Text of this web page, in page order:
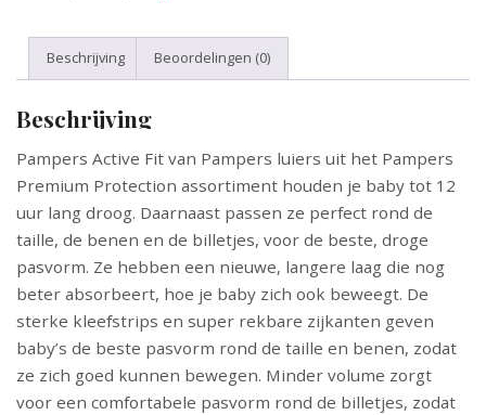
Beschrijving Beoordelingen (0)
Beschrijving
Pampers Active Fit van Pampers luiers uit het Pampers
Premium Protection assortiment houden je baby tot 12
uur lang droog. Daarnaast passen ze perfect rond de
taille, de benen en de billetjes, voor de beste, droge
pasvorm. Ze hebben een nieuwe, langere laag die nog
beter absorbeert, hoe je baby zich ook beweegt. De
sterke kleefstrips en super rekbare zijkanten geven
baby’s de beste pasvorm rond de taille en benen, zodat
ze zich goed kunnen bewegen. Minder volume zorgt
voor een comfortabele pasvorm rond de billetjes, zodat